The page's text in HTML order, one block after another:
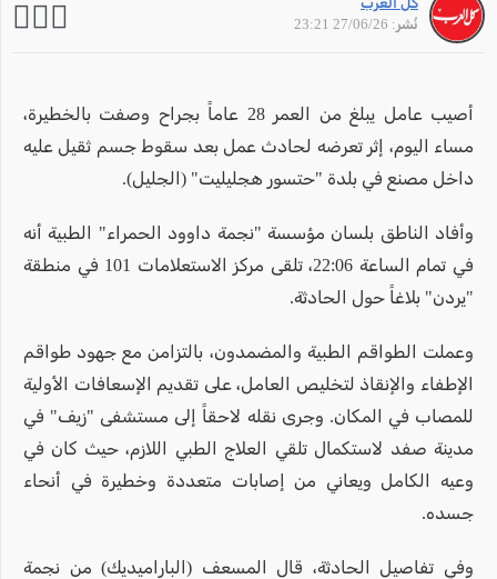
نُشر: 27/06/26 23:21
أصيب عامل يبلغ من العمر 28 عاماً بجراح وصفت بالخطيرة،
مساء اليوم، إثر تعرضه لحادث عمل بعد سقوط جسم ثقيل عليه
داخل مصنع في بلدة "حتسور هجليليت" (الجليل).
وأفاد الناطق بلسان مؤسسة "نجمة داوود الحمراء" الطبية أنه
في تمام الساعة 22:06، تلقى مركز الاستعلامات 101 في منطقة
"يردن" بلاغاً حول الحادثة.
وعملت الطواقم الطبية والمضمدون، بالتزامن مع جهود طواقم
الإطفاء والإنقاذ لتخليص العامل، على تقديم الإسعافات الأولية
للمصاب في المكان. وجرى نقله لاحقاً إلى مستشفى "زيف" في
مدينة صفد لاستكمال تلقي العلاج الطبي اللازم، حيث كان في
وعيه الكامل ويعاني من إصابات متعددة وخطيرة في أنحاء
جسده.
وفي تفاصيل الحادثة، قال المسعف (الباراميديك) من نجمة